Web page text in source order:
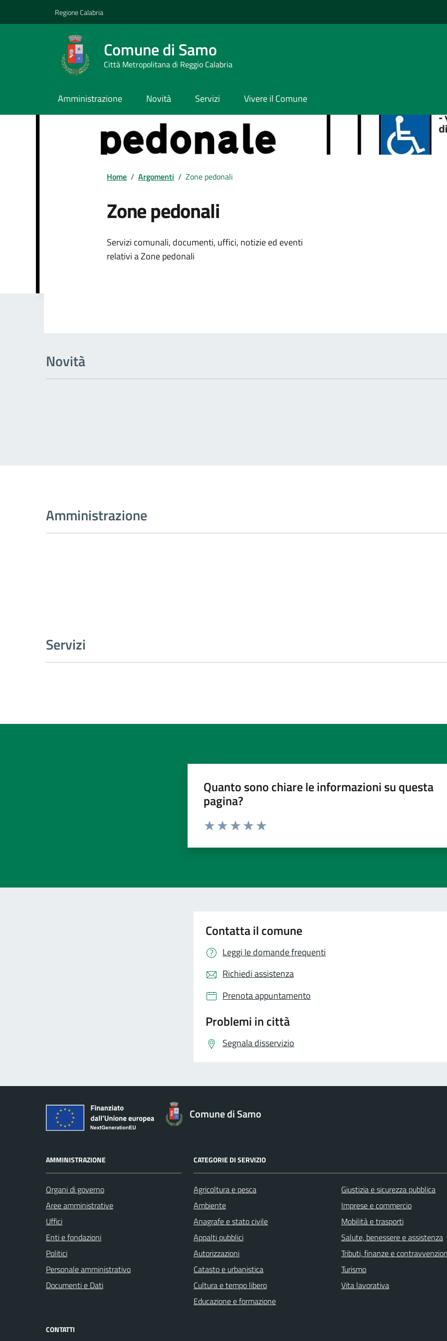
Regione Calabria
Comune di Samo
Città Metropolitana di Reggio Calabria
Amministrazione Novità Servizi Vivere il Comune
Home / Argomenti / Zone pedonali
Zone pedonali
Dettagli dell'argomento
Servizi comunali, documenti, uffici, notizie ed eventi
relativi a Zone pedonali
Novità
Amministrazione
Servizi
Quanto sono chiare le informazioni su questa
pagina?
Contatta il comune
Leggi le domande frequenti
Richiedi assistenza
Prenota appuntamento
Problemi in città
Segnala disservizio
Comune di Samo
AMMINISTRAZIONE
Organi di governo
Aree amministrative
Uffici
Enti e fondazioni
Politici
Personale amministrativo
Documenti e Dati
CATEGORIE DI SERVIZIO
Agricoltura e pesca
Ambiente
Anagrafe e stato civile
Appalti pubblici
Autorizzazioni
Catasto e urbanistica
Cultura e tempo libero
Educazione e formazione
Giustizia e sicurezza pubblica
Imprese e commercio
Mobilità e trasporti
Salute, benessere e assistenza
Tributi, finanze e
Turismo
Vita lavorativa
CONTATTI